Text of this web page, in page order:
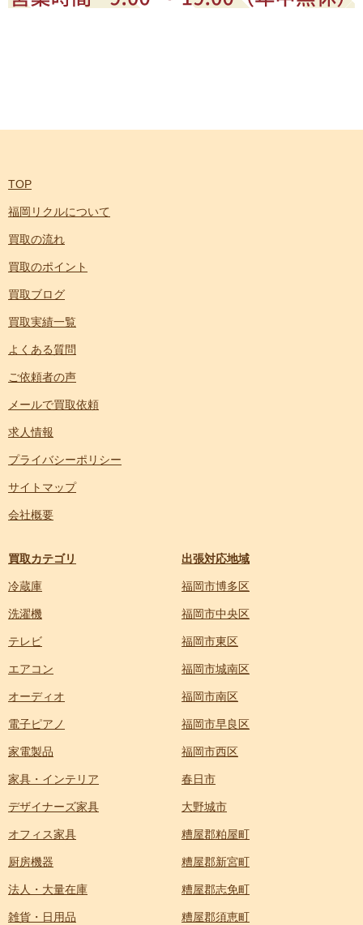
TOP
福岡リクルについて
買取の流れ
買取のポイント
買取ブログ
買取実績一覧
よくある質問
ご依頼者の声
メールで買取依頼
求人情報
プライバシーポリシー
サイトマップ
会社概要
買取カテゴリ
冷蔵庫
洗濯機
テレビ
エアコン
オーディオ
電子ピアノ
家電製品
家具・インテリア
デザイナーズ家具
オフィス家具
厨房機器
法人・大量在庫
雑貨・日用品
出張対応地域
福岡市博多区
福岡市中央区
福岡市東区
福岡市城南区
福岡市南区
福岡市早良区
福岡市西区
春日市
大野城市
糟屋郡粕屋町
糟屋郡新宮町
糟屋郡志免町
糟屋郡須恵町